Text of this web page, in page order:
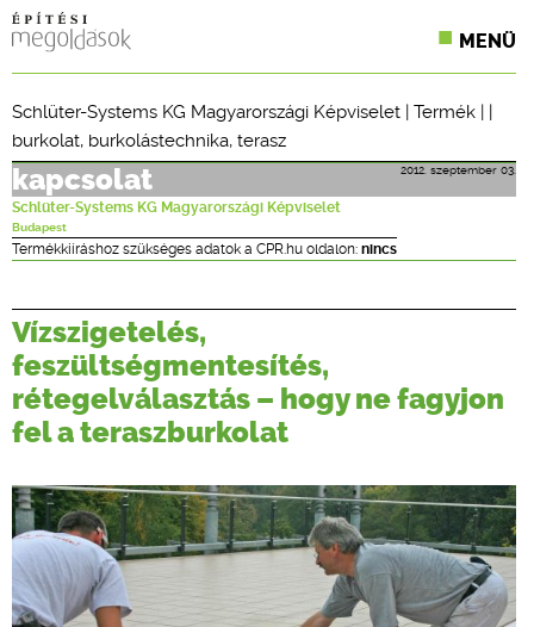
MENÜ
SZAKLAPOK
CPR TERMÉKKIÍRÁS
ÉPÍTÉSI JOG
ONLINE KÉPZÉSEK
TERVEZÉSI SEGÉDLETEK
Schlüter-Systems KG Magyarországi Képviselet | Termék | |
burkolat, burkolástechnika, terasz
2012. szeptember 03.
kapcsolat
Schlüter-Systems KG Magyarországi Képviselet
Budapest
Termékkiíráshoz szükséges adatok a CPR.hu oldalon: nincs
Vízszigetelés,
feszültségmentesítés,
rétegelválasztás – hogy ne fagyjon
fel a teraszburkolat